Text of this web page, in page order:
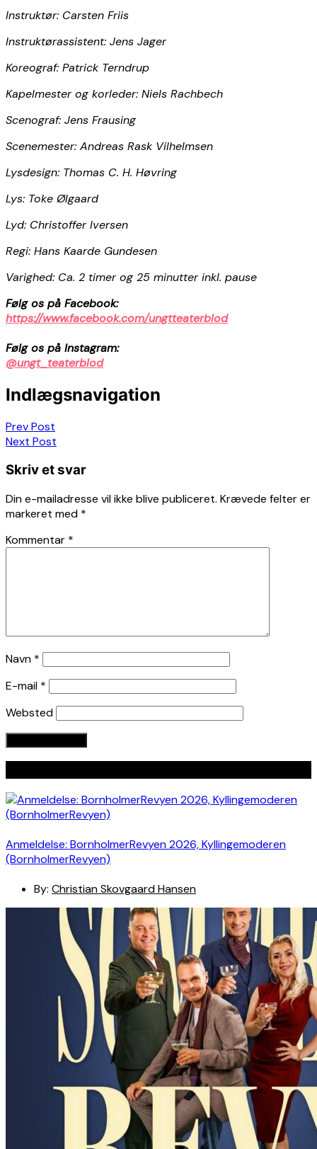
Instruktør: Carsten Friis
Instruktørassistent: Jens Jager
Koreograf: Patrick Terndrup
Kapelmester og korleder: Niels Rachbech
Scenograf: Jens Frausing
Scenemester: Andreas Rask Vilhelmsen
Lysdesign: Thomas C. H. Høvring
Lys: Toke Ølgaard
Lyd: Christoffer Iversen
Regi: Hans Kaarde Gundesen
Varighed: Ca. 2 timer og 25 minutter inkl. pause
Følg os på Facebook:
https://www.facebook.com/ungtteaterblod
Følg os på Instagram:
@ungt_teaterblod
Indlægsnavigation
Prev Post
Next Post
Skriv et svar
Din e-mailadresse vil ikke blive publiceret. Krævede felter er
markeret med *
Kommentar *
Navn *
E-mail *
Websted
Anmeldelse: BornholmerRevyen 2026, Kyllingemoderen
(BornholmerRevyen)
By: Christian Skovgaard Hansen